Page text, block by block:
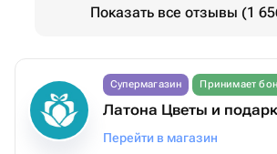
Показать все отзывы (1
Супермагазин Принимает
Латона Цветы и
Перейти в магазин